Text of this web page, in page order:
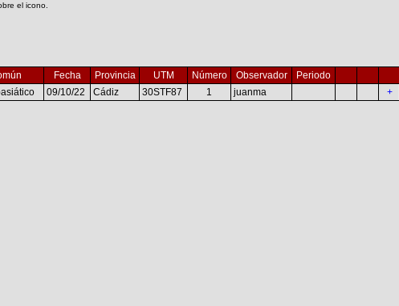
el icono.
Fecha Provincia UTM Número Observador
Periodo
09/10/22 Cádiz 30STF87 1 juanma +